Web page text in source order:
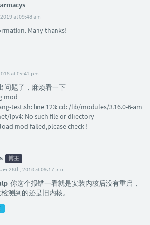
at 09:48 am
Many thanks!
at 05:42 pm
问题了，麻烦看一下
mod
test.sh: line 123: cd: /lib/modules/3.16.0-6-am
ipv4: No such file or directory
mod failed,please check !
博主
28th, 2018 at 09:17 pm
你这个报错一看就是安装内核后没有重启，
测到的还是旧内核。